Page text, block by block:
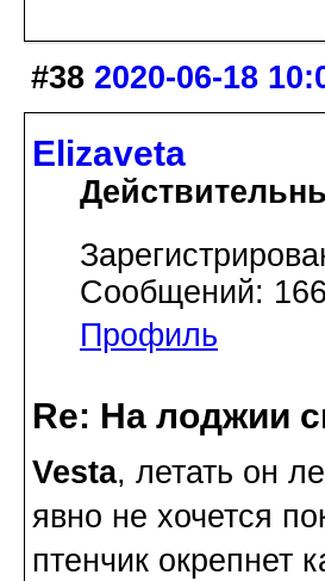
#38 2020-06-18
Elizaveta
Сообщений:
Профиль
Re: На лоджии
Vesta, летать он
явно не хочется
птенчик окрепнет